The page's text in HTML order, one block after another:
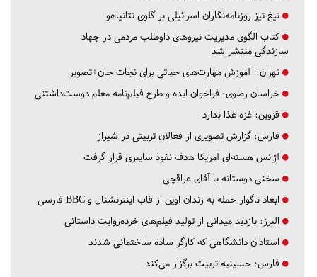
تیغ تیز روزنامه‌نگاران اسرائیلی بر گلوی نتانیاهو
کتاب الگوی مدیریت نیروهای داوطلب مردمی در جهاد
سازندگی منتشر شد
تهران: آموزش مهارت‌های حیاتی برای نجات جان+تصویر
خراسان رضوی: فراخوان ایده و طرح فیلم‌نامه معلم دوست‌داشتنی
قزوین: غزه غذا ندارد
فارس: گزارش تصویری از فعالان تربیتی در شیراز
آژانس هسته‌ای آمریکا هدف نفوذ سایبری قرار گرفت
سخنی دوستانه با آقای عراقچی
ابعاد ناگوار حمله به زندان اوین از قاب اینترنشنال و BBC فارسی
البرز: بازدید میدانی از تولید فیلم‌های خرده‌روایت داستانی
استادان دانشگاهی که کارگر ساده ساختمانی شدند
فارس: حسینیه تربیت برگزار می‌کند